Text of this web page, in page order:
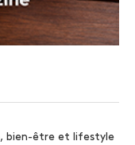
bien-être et lifestyle